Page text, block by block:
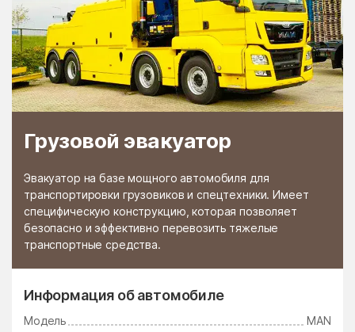
Грузовой эвакуатор
Эвакуатор на базе мощного автомобиля для
транспортировки грузовиков и спецтехники. Имеет
специфическую конструкцию, которая позволяет
безопасно и эффективно перевозить тяжелые
транспортные средства.
Информация об автомобиле
Модель
MAN